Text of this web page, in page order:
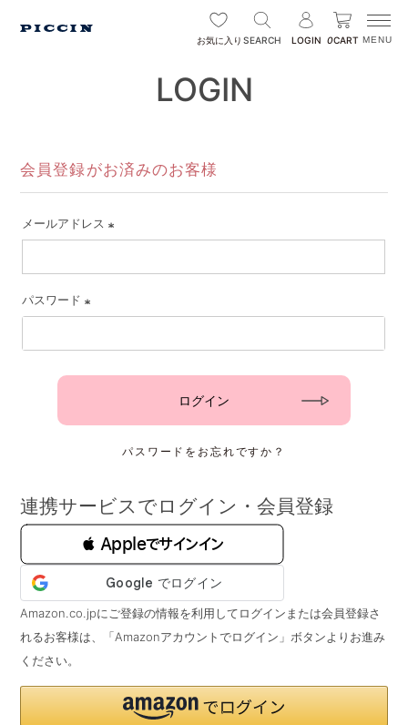
お気に入り SEARCH LOGIN 0CART
LOGIN
会員登録がお済みのお客様
メールアドレス
須)
パスワード
須)
ログイン
パスワードをお忘れですか？
連携サービスでログイン・会員登録
 Appleでサインイン
Amazon.co.jpにご登録の情報を利用してログインまたは会員登録さ
れるお客様は、「Amazonアカウントでログイン」ボタンよりお進み
ください。